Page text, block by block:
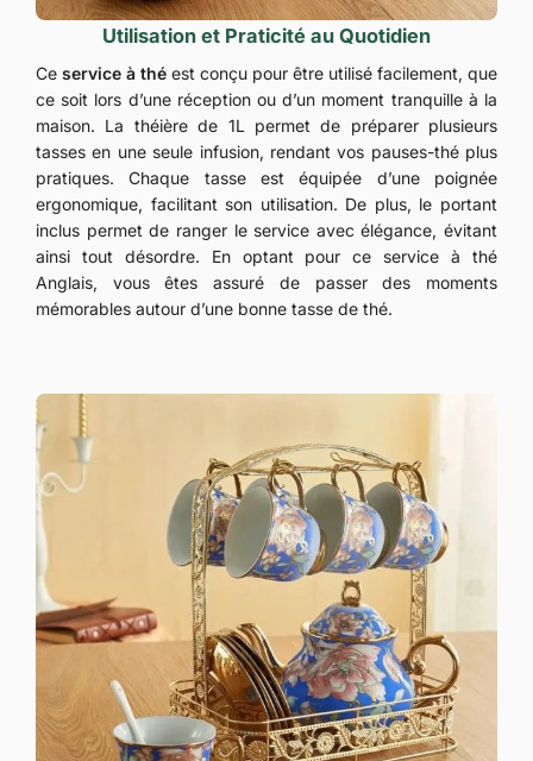
Utilisation et Praticité au Quotidien
Ce service à thé est conçu pour être utilisé facilement, que
ce soit lors d’une réception ou d’un moment tranquille à la
maison. La théière de 1L permet de préparer plusieurs
tasses en une seule infusion, rendant vos pauses-thé plus
pratiques. Chaque tasse est équipée d’une poignée
ergonomique, facilitant son utilisation. De plus, le portant
inclus permet de ranger le service avec élégance, évitant
ainsi tout désordre. En optant pour ce service à thé
Anglais, vous êtes assuré de passer des moments
mémorables autour d’une bonne tasse de thé.